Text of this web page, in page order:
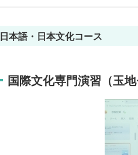
日本語・日本文化コース
国際文化専門演習（玉地